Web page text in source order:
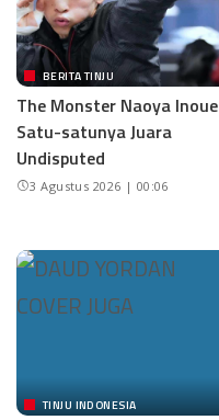
BERITA TINJU
The Monster Naoya Inoue
Satu-satunya Juara
Undisputed
3 Agustus 2026 | 00:06
TINJU INDONESIA